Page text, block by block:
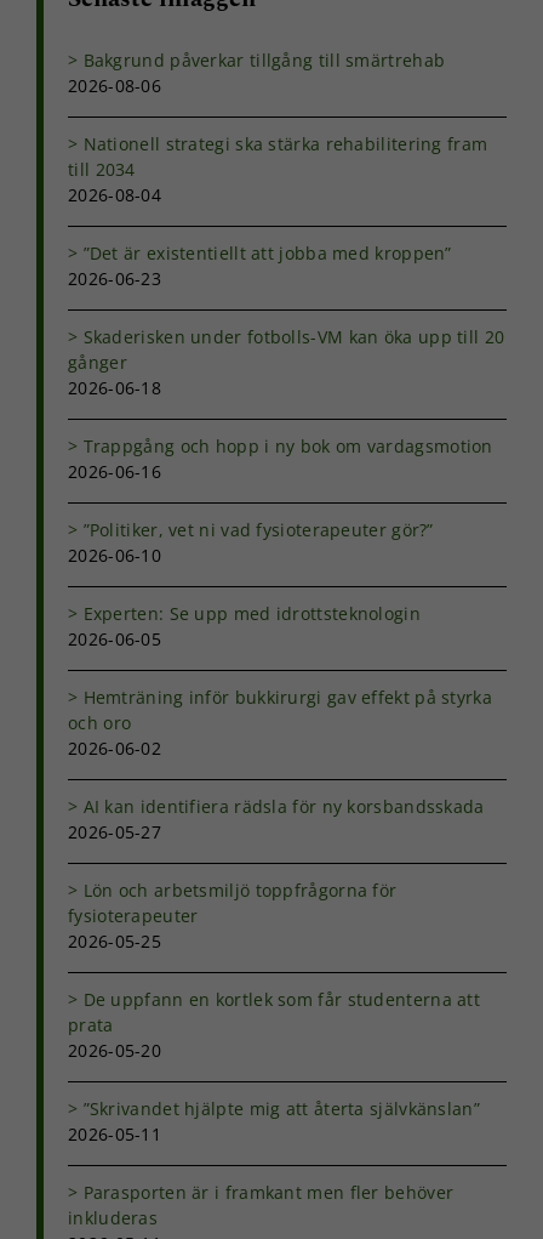
Bakgrund påverkar tillgång till smärtrehab
2026-08-06
Nationell strategi ska stärka rehabilitering fram
till 2034
2026-08-04
”Det är existentiellt att jobba med kroppen”
2026-06-23
Skaderisken under fotbolls-VM kan öka upp till 20
gånger
2026-06-18
Trappgång och hopp i ny bok om vardagsmotion
2026-06-16
”Politiker, vet ni vad fysioterapeuter gör?”
2026-06-10
Experten: Se upp med idrottsteknologin
2026-06-05
Hemträning inför bukkirurgi gav effekt på styrka
och oro
2026-06-02
AI kan identifiera rädsla för ny korsbandsskada
2026-05-27
Lön och arbetsmiljö toppfrågorna för
fysioterapeuter
2026-05-25
De uppfann en kortlek som får studenterna att
prata
2026-05-20
”Skrivandet hjälpte mig att återta självkänslan”
2026-05-11
Parasporten är i framkant men fler behöver
inkluderas
För att vi ska
förbättra
hemsidans
baserat på
hur
hemsida ska
prestera så
Om du nekar
kakorna
kommer viss
hemsidan.
Marknadsföring
Genom att dela
surfar ökar du
anpassat innehåll
och erbjudanden.